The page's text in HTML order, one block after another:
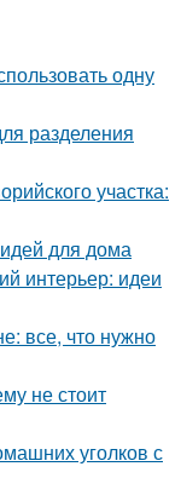
одну
разделения
участка:
для дома
интерьер: идеи
все, что нужно
не стоит
уголков с